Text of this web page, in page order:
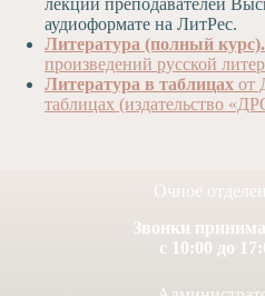
лекции преподавателей
аудиоформате на ЛитРес.
Литература (полный курс).
произведений русской
Литература в таблицах от
таблицах (издательство
Очное
Звонки
с 10:00 до